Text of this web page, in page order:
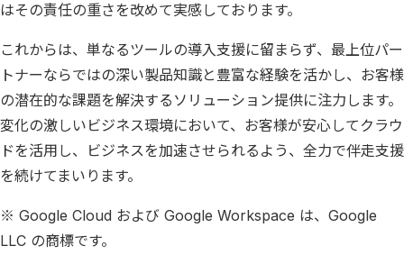
はその責任の重さを改めて実感しております。
これからは、単なるツールの導入支援に留まらず、最上位パー
トナーならではの深い製品知識と豊富な経験を活かし、お客様
の潜在的な課題を解決するソリューション提供に注力します。
変化の激しいビジネス環境において、お客様が安心してクラウ
ドを活用し、ビジネスを加速させられるよう、全力で伴走支援
を続けてまいります。
※ Google Cloud および Google Workspace は、Google
LLC の商標です。